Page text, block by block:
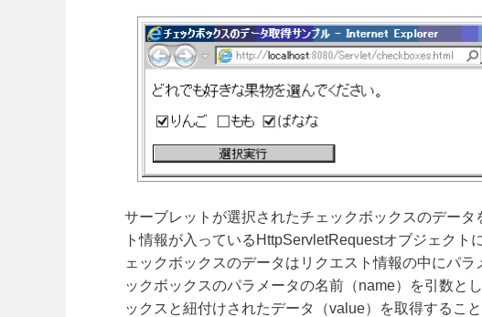
サーブレットが選択されたチェックボックスのデー
ト情報が入っているHttpServletRequestオブジェク
ェックボックスのデータはリクエスト情報の中にパ
ックボックスのパラメータの名前（name）を引数と
ックスと紐付けされたデータ（value）を取得すること